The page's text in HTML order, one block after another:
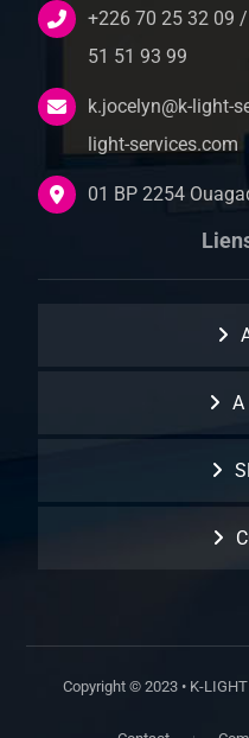
+226 70 25 32 09
51 51 93 99
k.jocelyn@k-light-
light-services.com
01 BP 2254
A
Copyright © 2023 • K-